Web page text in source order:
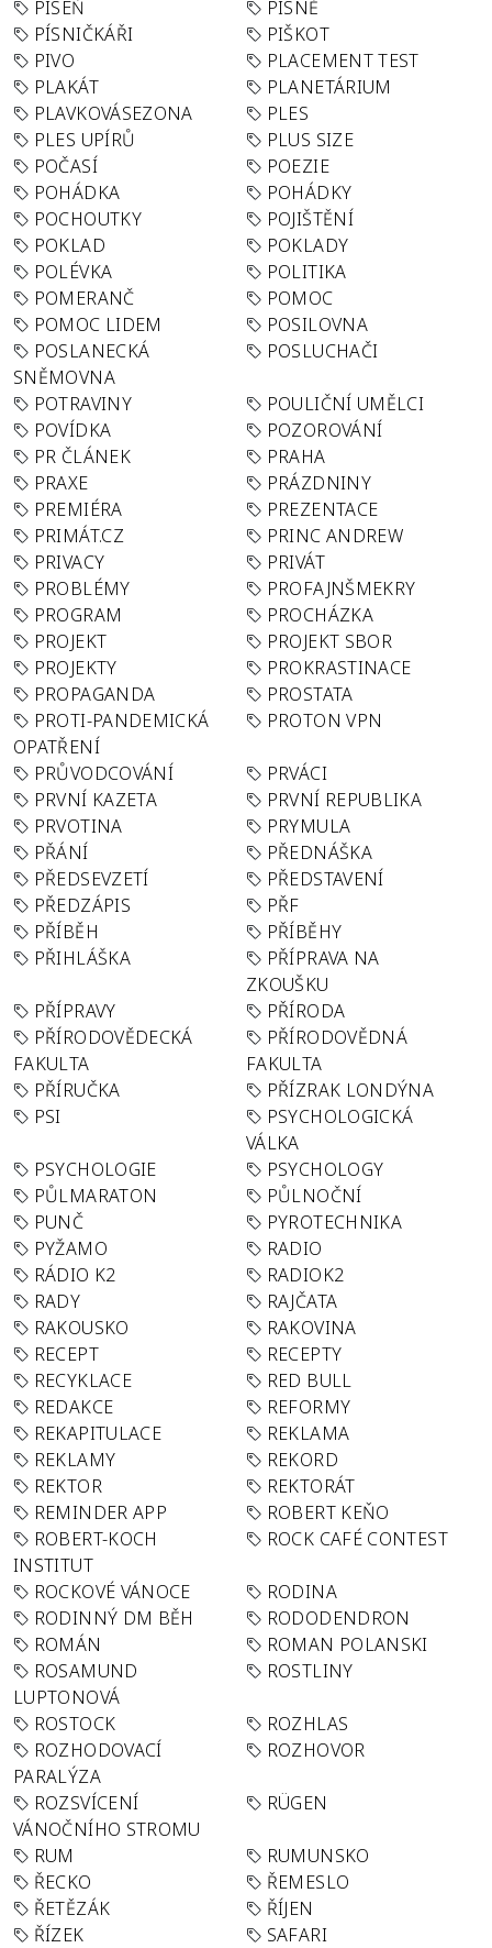
PÍSEŇ
PÍSNĚ
PÍSNIČKÁŘI
PIŠKOT
PIVO
PLACEMENT TEST
PLAKÁT
PLANETÁRIUM
PLAVKOVÁSEZONA
PLES
PLES UPÍRŮ
PLUS SIZE
POČASÍ
POEZIE
POHÁDKA
POHÁDKY
POCHOUTKY
POJIŠTĚNÍ
POKLAD
POKLADY
POLÉVKA
POLITIKA
POMERANČ
POMOC
POMOC LIDEM
POSILOVNA
POSLANECKÁ
SNĚMOVNA
POSLUCHAČI
POTRAVINY
POULIČNÍ UMĚLCI
POVÍDKA
POZOROVÁNÍ
PR ČLÁNEK
PRAHA
PRAXE
PRÁZDNINY
PREMIÉRA
PREZENTACE
PRIMÁT.CZ
PRINC ANDREW
PRIVACY
PRIVÁT
PROBLÉMY
PROFAJNŠMEKRY
PROGRAM
PROCHÁZKA
PROJEKT
PROJEKT SBOR
PROJEKTY
PROKRASTINACE
PROPAGANDA
PROSTATA
PROTI-PANDEMICKÁ
OPATŘENÍ
PROTON VPN
PRŮVODCOVÁNÍ
PRVÁCI
PRVNÍ KAZETA
PRVNÍ REPUBLIKA
PRVOTINA
PRYMULA
PŘÁNÍ
PŘEDNÁŠKA
PŘEDSEVZETÍ
PŘEDSTAVENÍ
PŘEDZÁPIS
PŘF
PŘÍBĚH
PŘÍBĚHY
PŘIHLÁŠKA
PŘÍPRAVA NA
ZKOUŠKU
PŘÍPRAVY
PŘÍRODA
PŘÍRODOVĚDECKÁ
FAKULTA
PŘÍRODOVĚDNÁ
FAKULTA
PŘÍRUČKA
PŘÍZRAK LONDÝNA
PSI
PSYCHOLOGICKÁ
VÁLKA
PSYCHOLOGIE
PSYCHOLOGY
PŮLMARATON
PŮLNOČNÍ
PUNČ
PYROTECHNIKA
PYŽAMO
RADIO
RÁDIO K2
RADIOK2
RADY
RAJČATA
RAKOUSKO
RAKOVINA
RECEPT
RECEPTY
RECYKLACE
RED BULL
REDAKCE
REFORMY
REKAPITULACE
REKLAMA
REKLAMY
REKORD
REKTOR
REKTORÁT
REMINDER APP
ROBERT KEŇO
ROBERT-KOCH
INSTITUT
ROCK CAFÉ CONTEST
ROCKOVÉ VÁNOCE
RODINA
RODINNÝ DM BĚH
RODODENDRON
ROMÁN
ROMAN POLANSKI
ROSAMUND
LUPTONOVÁ
ROSTLINY
ROSTOCK
ROZHLAS
ROZHODOVACÍ
PARALÝZA
ROZHOVOR
ROZSVÍCENÍ
VÁNOČNÍHO STROMU
RÜGEN
RUM
RUMUNSKO
ŘECKO
ŘEMESLO
ŘETĚZÁK
ŘÍJEN
ŘÍZEK
SAFARI